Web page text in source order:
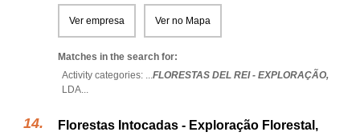
Ver empresa Ver no Mapa
Matches in the search for:
Activity categories: ...FLORESTAS DEL REI - EXPLORAÇÃO,
LDA...
Florestas Intocadas - Exploração Florestal,